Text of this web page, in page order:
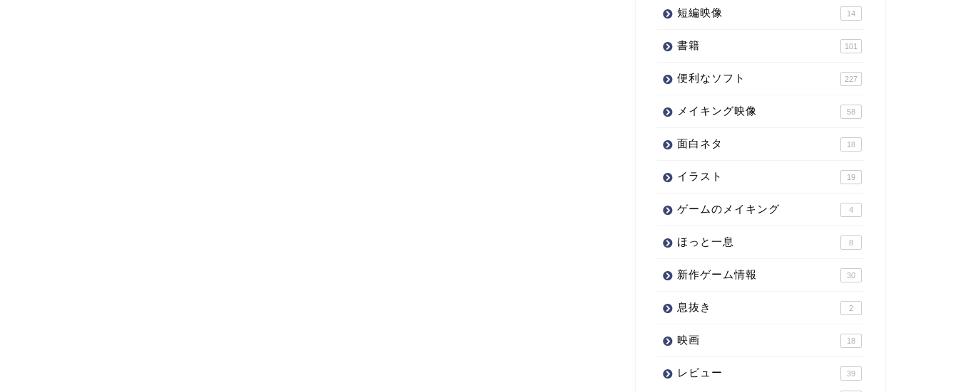
短編映像 14
書籍 101
便利なソフト 227
メイキング映像 58
面白ネタ 18
イラスト 19
ゲームのメイキング 4
ほっと一息 8
新作ゲーム情報 30
息抜き 2
映画 18
レビュー 39